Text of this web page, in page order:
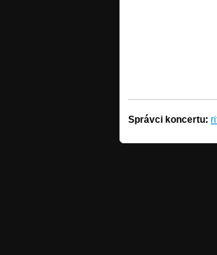
Správci koncertu: